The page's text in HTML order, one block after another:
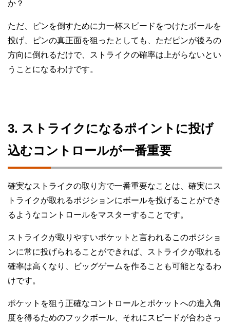
か？
ただ、ピンを倒すために力一杯スピードをつけたボールを
投げ、ピンの真正面を狙ったとしても、ただピンが後ろの
方向に倒れるだけで、ストライクの確率は上がらないとい
うことになるわけです。
3. ストライクになるポイントに投げ
込むコントロールが一番重要
確実なストライクの取り方で一番重要なことは、確実にス
トライクが取れるポジションにボールを投げることができ
るようなコントロールをマスターすることです。
ストライクが取りやすいポケットと言われるこのポジショ
ンに常に投げられることができれば、ストライクが取れる
確率は高くなり、ビッグゲームを作ることも可能となるわ
けです。
ポケットを狙う正確なコントロールとポケットへの進入角
度を得るためのフックボール、それにスピードが合わさっ